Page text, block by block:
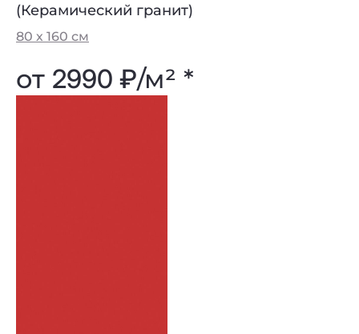
(Керамический гранит)
80 х 160 см
от 2990 ₽/м² *